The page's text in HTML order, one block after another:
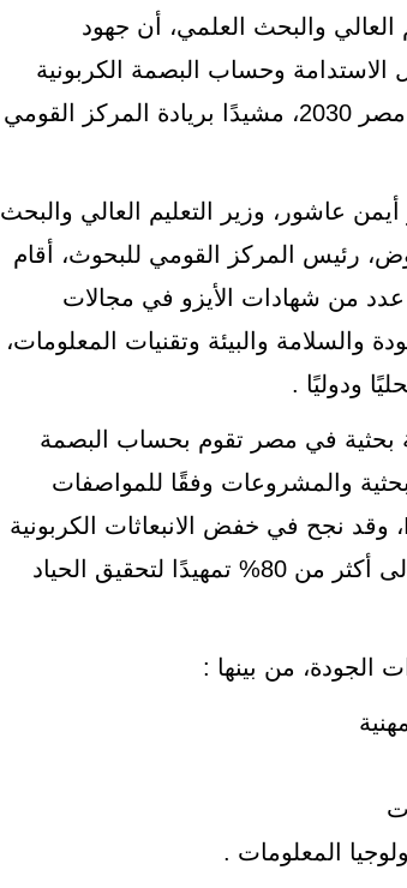
العالي والبحث العلمي، أن جهود
وحساب البصمة الكربونية
تمثل خطوة أساسية نحو تحقيق رؤية مصر 2030، مشيدًا بريادة المركز القومي
عاشور، وزير التعليم العالي والبحث
رئيس المركز القومي للبحوث، أقام
عدد من شهادات الأيزو في مجالات
والسلامة والبيئة وتقنيات المعلومات،
ودوليًا .
بحثية في مصر تقوم بحساب البصمة
والمشروعات وفقًا للمواصفات
الدولية ISO 14064-1 وISO 14064-2، وقد نجح في خفض الانبعاثات الكربونية
بنسبة 40%، ويواصل خطته للوصول إلى أكثر من 80% تمهيدًا لتحقيق الحياد
من بينها :